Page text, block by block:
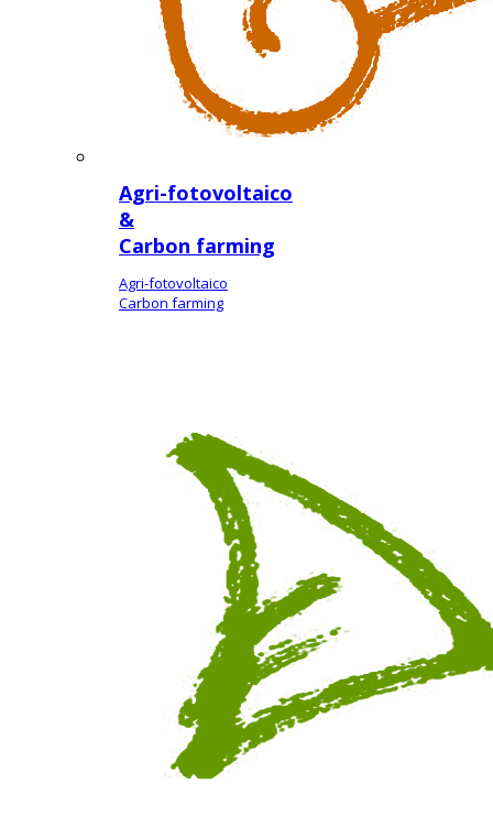
Agri-fotovoltaico
&
Carbon farming
Agri-fotovoltaico
Carbon farming